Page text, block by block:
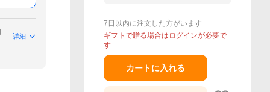
詳細
7日以内に注文した方がいます
ギフトで贈る場合はログインが必要で
す
カートに入れる